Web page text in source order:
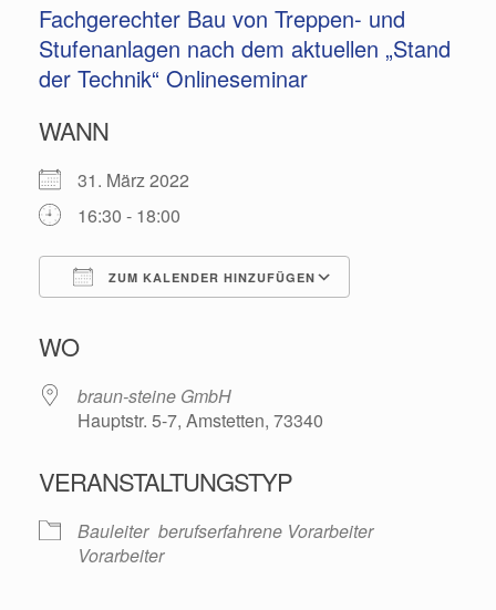
Fachgerechter Bau von Treppen- und
Stufenanlagen nach dem aktuellen „Stand
der Technik“ Onlineseminar
WANN
31. März 2022
16:30 - 18:00
ZUM KALENDER HINZUFÜGEN
WO
braun-steine GmbH
Hauptstr. 5-7, Amstetten, 73340
VERANSTALTUNGSTYP
Bauleiter berufserfahrene Vorarbeiter
Vorarbeiter